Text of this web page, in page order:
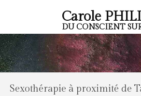
Carole
DU CONSCIENT
Sexothérapie à proximité de